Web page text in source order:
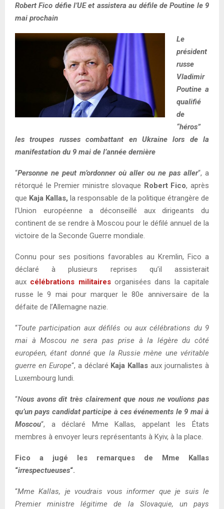
Robert Fico défie l’UE et assistera au défile de Poutine le 9
mai prochain
Le
président
russe
Vladimir
Poutine a
qualifié
de
“héros”
les troupes russes combattant en Ukraine lors de la
manifestation du 9 mai de l’année dernière
“Personne ne peut m’ordonner où aller ou ne pas aller“, a
rétorqué le Premier ministre slovaque Robert Fico, après
que Kaja Kallas, la responsable de la politique étrangère de
l’Union européenne a déconseillé aux dirigeants du
continent de se rendre à Moscou pour le défilé annuel de la
victoire de la Seconde Guerre mondiale.
Connu pour ses positions favorables au Kremlin, Fico a
déclaré à plusieurs reprises qu’il assisterait
aux célébrations militairesorganisées dans la capitale
russe le 9 mai pour marquer le 80e anniversaire de la
défaite de l’Allemagne nazie.
“Toute participation aux défilés ou aux célébrations du 9
mai à Moscou ne sera pas prise à la légère du côté
européen, étant donné que la Russie mène une véritable
guerre en Europe“, a déclaré Kaja Kallas aux journalistes à
Luxembourg lundi.
“Nous avons dit très clairement que nous ne voulions pas
qu’un pays candidat participe à ces événements le 9 mai à
Moscou“, a déclaré Mme Kallas, appelant les États
membres à envoyer leurs représentants à Kyiv, à la place.
Fico a jugé les remarques de Mme Kallas
“irrespectueuses“.
“Mme Kallas, je voudrais vous informer que je suis le
Premier ministre légitime de la Slovaquie, un pays